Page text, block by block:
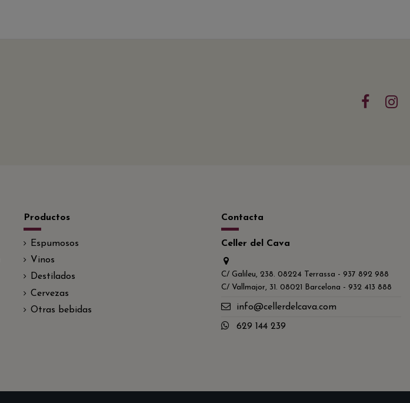
Productos
Espumosos
Vinos
Destilados
Cervezas
Otras bebidas
Contacta
Celler del Cava
C/ Galileu, 238. 08224 Terrassa - 937 892 988
C/ Vallmajor, 31. 08021 Barcelona - 932 413 888
info@cellerdelcava.com
629 144 239